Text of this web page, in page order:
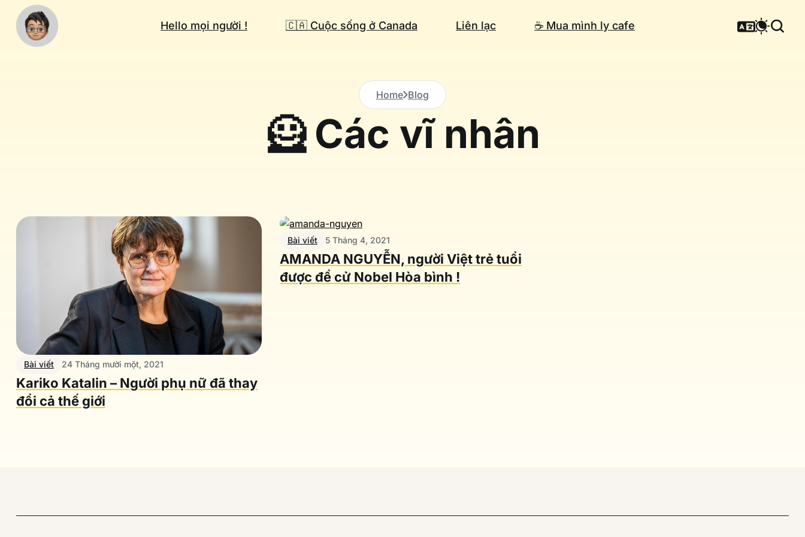
Hello mọi người ! 🇨🇦 Cuộc sống ở Canada Liên lạc ☕️ Mua mình ly cafe
Home Blog
🦸 Các vĩ nhân
Bài viết 24 Tháng mười một, 2021
Kariko Katalin – Người phụ nữ đã thay
đổi cả thế giới
Bài viết 5 Tháng 4, 2021
AMANDA NGUYỄN, người Việt trẻ tuổi
được đề cử Nobel Hòa bình !